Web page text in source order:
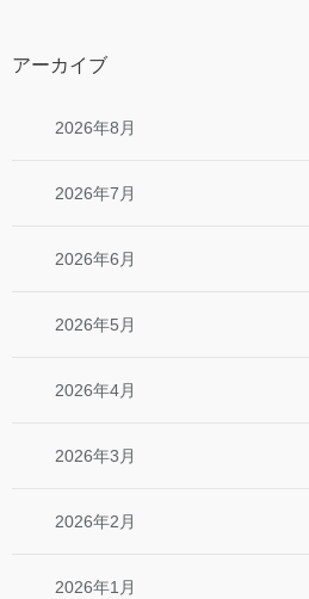
アーカイブ
2026年8月
2026年7月
2026年6月
2026年5月
2026年4月
2026年3月
2026年2月
2026年1月